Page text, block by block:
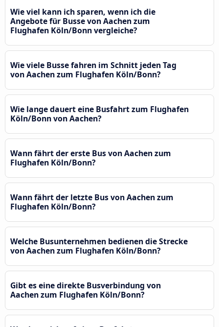
Wie viel kann ich sparen, wenn ich die
Angebote für Busse von Aachen zum
Flughafen Köln/Bonn vergleiche?
Wie viele Busse fahren im Schnitt jeden Tag
von Aachen zum Flughafen Köln/Bonn?
Wie lange dauert eine Busfahrt zum Flughafen
Köln/Bonn von Aachen?
Wann fährt der erste Bus von Aachen zum
Flughafen Köln/Bonn?
Wann fährt der letzte Bus von Aachen zum
Flughafen Köln/Bonn?
Welche Busunternehmen bedienen die Strecke
von Aachen zum Flughafen Köln/Bonn?
Gibt es eine direkte Busverbindung von
Aachen zum Flughafen Köln/Bonn?